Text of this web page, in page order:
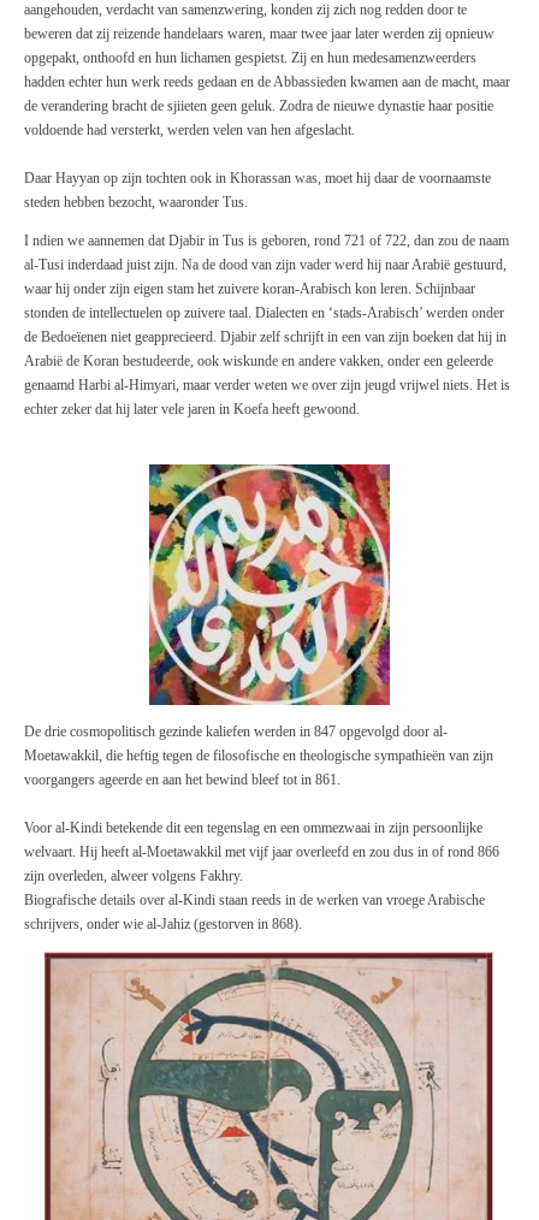
aangehouden, verdacht van samenzwering, konden zij zich nog redden door te
beweren dat zij reizende handelaars waren, maar twee jaar later werden zij opnieuw
opgepakt, onthoofd en hun lichamen gespietst. Zij en hun medesamenzweerders
hadden echter hun werk reeds gedaan en de Abbassieden kwamen aan de macht, maar
de verandering bracht de sjiieten geen geluk. Zodra de nieuwe dynastie haar positie
voldoende had versterkt, werden velen van hen afgeslacht.
Daar Hayyan op zijn tochten ook in Khorassan was, moet hij daar de voornaamste
steden hebben bezocht, waaronder Tus.
I ndien we aannemen dat Djabir in Tus is geboren, rond 721 of 722, dan zou de naam
al-Tusi inderdaad juist zijn. Na de dood van zijn vader werd hij naar Arabië gestuurd,
waar hij onder zijn eigen stam het zuivere koran-Arabisch kon leren. Schijnbaar
stonden de intellectuelen op zuivere taal. Dialecten en ‘stads-Arabisch’ werden onder
de Bedoeïenen niet geapprecieerd. Djabir zelf schrijft in een van zijn boeken dat hij in
Arabië de Koran bestudeerde, ook wiskunde en andere vakken, onder een geleerde
genaamd Harbi al-Himyari, maar verder weten we over zijn jeugd vrijwel niets. Het is
echter zeker dat hij later vele jaren in Koefa heeft gewoond.
De drie cosmopolitisch gezinde kaliefen werden in 847 opgevolgd door al-
Moetawakkil, die heftig tegen de filosofische en theologische sympathieën van zijn
voorgangers ageerde en aan het bewind bleef tot in 861.
Voor al-Kindi betekende dit een tegenslag en een ommezwaai in zijn persoonlijke
welvaart. Hij heeft al-Moetawakkil met vijf jaar overleefd en zou dus in of rond 866
zijn overleden, alweer volgens Fakhry.
Biografische details over al-Kindi staan reeds in de werken van vroege Arabische
schrijvers, onder wie al-Jahiz (gestorven in 868).